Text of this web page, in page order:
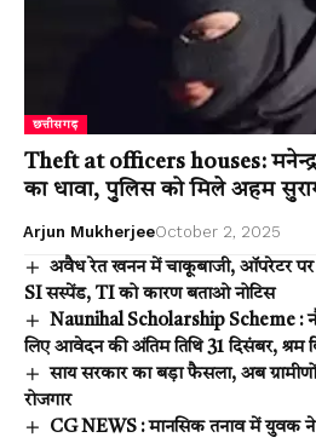
छत्तीसगढ़
Theft at officers houses:
का धावा, पुलिस को मिले अहम
Arjun MukherjeeOctober 2, 2025
अवैध रेत खनन में चाकूबाजी, ऑपरेटर पर
SI सस्पेंड, TI को कारण बताओ नोटिस
Naunihal Scholarship Scheme :
लिए आवेदन की अंतिम तिथि 31 दिसंबर, श्रम
साय सरकार का बड़ा फैसला, अब
रोजगार
CG NEWS : मानसिक तनाव में युवक